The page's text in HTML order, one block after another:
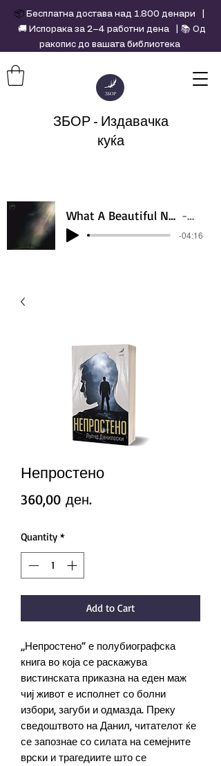
ЗБОР - Издавачка
куќа
What A Beautiful Name - Hillsong - Violin cover by Daniel Jang Artist
-04:16
📦 Бесплатна достава над 1.800 денари |
🚚 Испорака за 2–4 работни дена | 📚 Од
ракопис до вашата библиотека
Непростено
360,00 ден.
Quantity *
Add to Cart
„Непростено“ е полубиографска
книга во која се раскажува
вистинската приказна на еден маж
чиј живот е исполнет со болни
избори, загуби и одмазда. Преку
сведоштвото на Данил, читателот ќе
се запознае со силата на семејните
врски и трагедиите што се